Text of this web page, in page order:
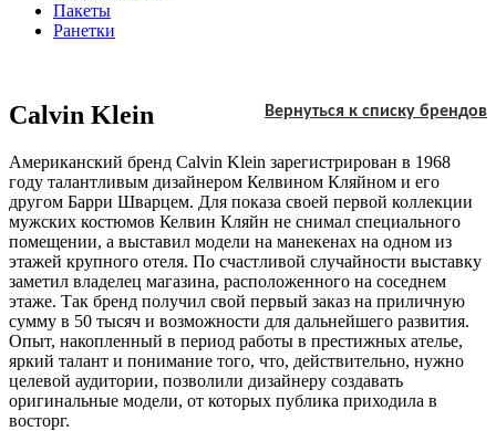
Пакеты
Ранетки
Calvin Klein Вернуться к списку брендов
Американский бренд Calvin Klein зарегистрирован в 1968
году талантливым дизайнером Келвином Кляйном и его
другом Барри Шварцем. Для показа своей первой коллекции
мужских костюмов Келвин Кляйн не снимал специального
помещении, а выставил модели на манекенах на одном из
этажей крупного отеля. По счастливой случайности выставку
заметил владелец магазина, расположенного на соседнем
этаже. Так бренд получил свой первый заказ на приличную
сумму в 50 тысяч и возможности для дальнейшего развития.
Опыт, накопленный в период работы в престижных ателье,
яркий талант и понимание того, что, действительно, нужно
целевой аудитории, позволили дизайнеру создавать
оригинальные модели, от которых публика приходила в
восторг.